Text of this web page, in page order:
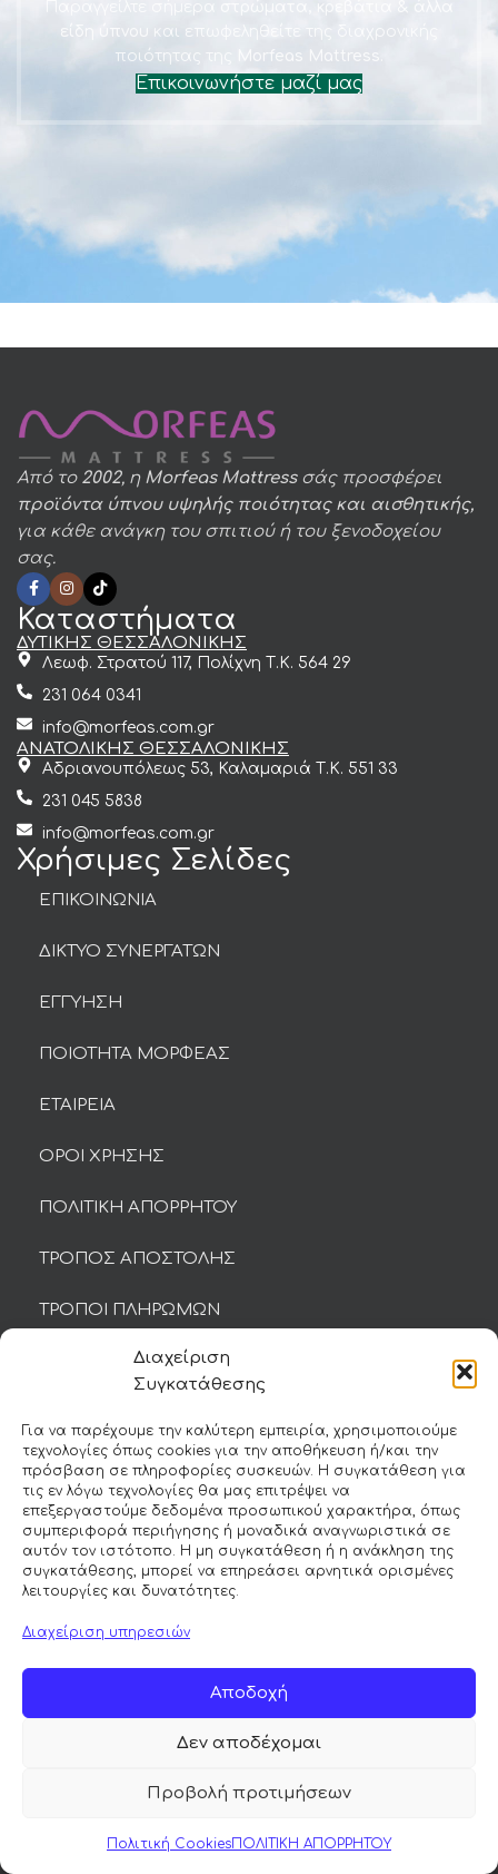
Διαχείριση
Συγκατάθεσης
Για να παρέχουμε την καλύτερη εμπειρία, χρησιμοποιούμε
τεχνολογίες όπως cookies για την αποθήκευση ή/και την
πρόσβαση σε πληροφορίες συσκευών. Η συγκατάθεση για
τις εν λόγω τεχνολογίες θα μας επιτρέψει να
επεξεργαστούμε δεδομένα προσωπικού χαρακτήρα, όπως
συμπεριφορά περιήγησης ή μοναδικά αναγνωριστικά σε
αυτόν τον ιστότοπο. Η μη συγκατάθεση ή η ανάκληση της
συγκατάθεσης, μπορεί να επηρεάσει αρνητικά ορισμένες
λειτουργίες και δυνατότητες.
Διαχείριση υπηρεσιών
Αποδοχή
Δεν αποδέχομαι
Προβολή προτιμήσεων
Πολιτική CookiesΠΟΛΙΤΙΚΗ ΑΠΟΡΡΗΤΟΥ
είδη ύπνου και επωφεληθείτε της διαχρονικής
ποιότητας της
Morfeas Mattress.
Επικοινωνήστε μαζί μας
Από το2002, η Morfeas Mattressσάς προσφέρει
προϊόντα ύπνου υψηλής ποιότητας και αισθητικής,
για κάθε ανάγκη του σπιτιού ή του ξενοδοχείου
σας.
Καταστήματα
ΔΥΤΙΚΗΣ ΘΕΣΣΑΛΟΝΙΚΗΣ
Λεωφ. Στρατού 117, Πολίχνη Τ.Κ. 564 29
231 064 0341
info@morfeas.com.gr
ΑΝΑΤΟΛΙΚΗΣ ΘΕΣΣΑΛΟΝΙΚΗΣ
Αδριανουπόλεως 53, Καλαμαριά Τ.Κ. 551 33
231 045 5838
info@morfeas.com.gr
Χρήσιμες Σελίδες
ΕΠΙΚΟΙΝΩΝΙΑ
ΔΙΚΤΥΟ ΣΥΝΕΡΓΑΤΩΝ
ΕΓΓΥΗΣΗ
ΠΟΙΟΤΗΤΑ ΜΟΡΦΕΑΣ
ΕΤΑΙΡΕΙΑ
ΟΡΟΙ ΧΡΗΣΗΣ
ΠΟΛΙΤΙΚΗ ΑΠΟΡΡΗΤΟΥ
ΤΡΟΠΟΣ ΑΠΟΣΤΟΛΗΣ
ΤΡΟΠΟΙ ΠΛΗΡΩΜΩΝ
ΕΠΙΣΤΡΟΦΕΣ ΚΑΙ ΦΟΡΜΑ ΥΠΑΝΑΧΩΡΗΣΗΣ
Κάντε κλικ στο κουμπί 'Συμφωνώ' για
Πολιτική Cookies
Συμφωνώ
Powered by